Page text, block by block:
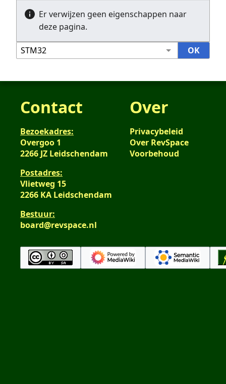
Er verwijzen geen eigenschappen naar
deze pagina.
Contact
Bezoekadres:
Overgoo 1
2266 JZ Leidschendam
Postadres:
Vlietweg 15
2266 KA Leidschendam
Bestuur:
board@revspace.nl
Over
Privacybeleid
Over RevSpace
Voorbehoud